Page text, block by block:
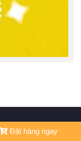
Đặt hàng ngay